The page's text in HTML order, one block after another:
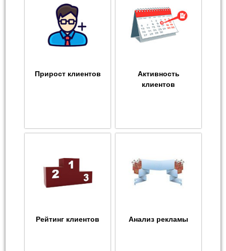
Прирост клиентов
Активность
клиентов
Рейтинг клиентов Анализ рекламы